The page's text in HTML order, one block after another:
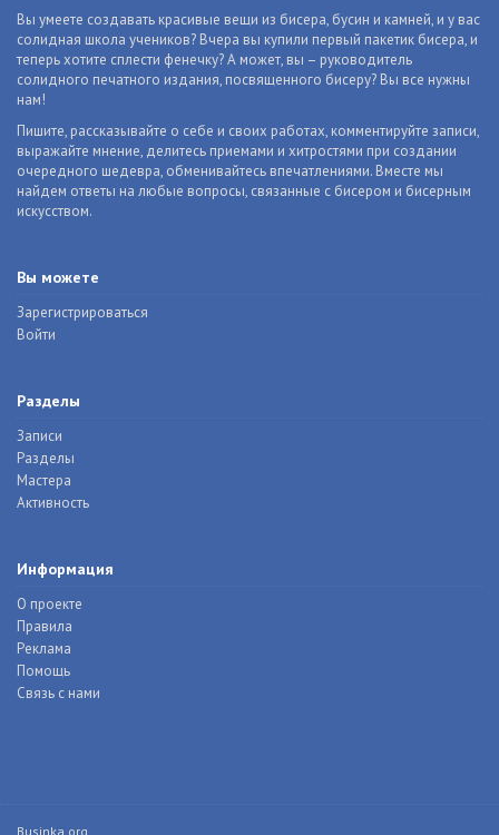
Вы умеете создавать красивые вещи из бисера, бусин и камней, и у вас
солидная школа учеников? Вчера вы купили первый пакетик бисера, и
теперь хотите сплести фенечку? А может, вы – руководитель
солидного печатного издания, посвященного бисеру? Вы все нужны
нам!
Пишите, рассказывайте о себе и своих работах, комментируйте записи,
выражайте мнение, делитесь приемами и хитростями при создании
очередного шедевра, обменивайтесь впечатлениями. Вместе мы
найдем ответы на любые вопросы, связанные с бисером и бисерным
искусством.
Вы можете
Зарегистрироваться
Войти
Разделы
Записи
Разделы
Мастера
Активность
Информация
О проекте
Правила
Реклама
Помощь
Связь с нами
Businka.org